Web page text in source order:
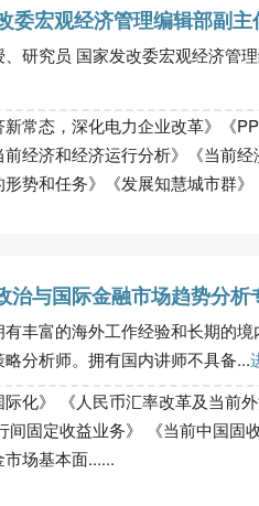
委宏观经济管理编辑部副主
研究员 国家发改委宏观经济管
新常态，深化电力企业改革》《
前经济和经济运行分析》《当前经
形势和任务》《发展知慧城市群
治与国际金融市场趋势分析
丰富的海外工作经验和长期的
分析师。拥有国内讲师不具备...
际化》 《人民币汇率改革及当前
间固定收益业务》 《当前中国固
场基本面......